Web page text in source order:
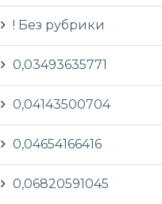
! Без рубрики
0,03493635771
0,04143500704
0,04654166416
0,06820591045